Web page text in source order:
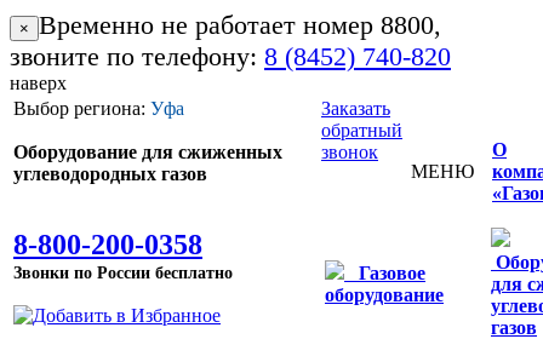
× Временно не работает номер 8800,
звоните по телефону: 8 (8452) 740-820
наверх
Выбор региона: Уфа
Оборудование для сжиженных
углеводородных газов
8-800-200-0358
Звонки по России бесплатно
Заказать
обратный
звонок
МЕНЮ
О
Газовое
оборудование
для
газов